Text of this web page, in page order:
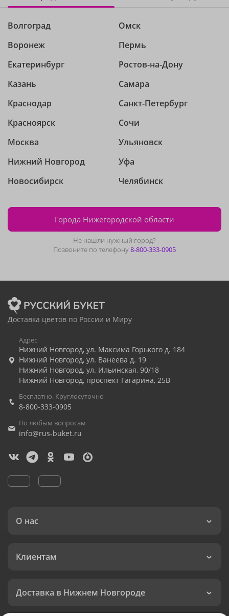
Волгоград
Воронеж
Екатеринбург
Казань
Краснодар
Красноярск
Москва
Нижний Новгород
Новосибирск
Омск
Пермь
Ростов-на-Дону
Самара
Санкт-Петербург
Сочи
Ульяновск
Уфа
Челябинск
Города Нижегородской области
Не нашли нужный город?
Позвоните по телефону8-800-333-0905
Доставка цветов по России и Миру
Адрес
Нижний Новгород, ул. Максима Горького д. 184
Нижний Новгород, ул. Ванеева д. 19
Нижний Новгород, ул. Ильинская, 90/18
Нижний Новгород, проспект Гагарина, 25В
Бесплатно. Круглосуточно
8-800-333-0905
По любым вопросам
info@rus-buket.ru
О нас
Клиентам
Доставка в Нижнем Новгороде